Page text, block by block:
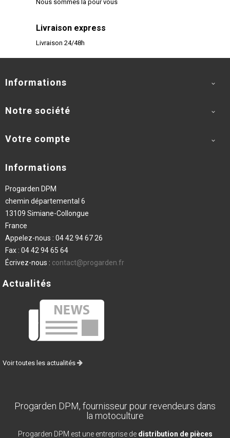
Nous sommes là pour vous
Livraison express
Livraison 24/48h
Informations 
Notre société 
Votre compte 
Informations
Progarden DPM
chemin départemental 6
13109 Simiane-Collongue
France
Appelez-nous : 04 42 94 67 26
Fax : 04 42 94 65 64
Écrivez-nous : contact@progarden.fr
Actualités
Voir toutes les actualités
Progarden DPM, fournisseur pour revendeurs dans
la motoculture
Progarden DPM est une entreprise de distribution de pièces